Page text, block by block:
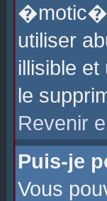
utiliser
illisible
le
Revenir
Puis-je
Vous